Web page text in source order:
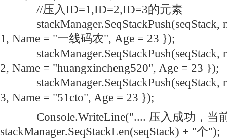
//压入ID=1,ID=2,ID=3的元素
stackManager.SeqStackPush(seqStack,
1, Name = "一线码农", Age = 23 });
stackManager.SeqStackPush(seqStack,
2, Name = "huangxincheng520", Age = 23 });
stackManager.SeqStackPush(seqStack,
3, Name = "51cto", Age = 23 });
Console.WriteLine(".... 压入成功，当
stackManager.SeqStackLen(seqStack) + "个");